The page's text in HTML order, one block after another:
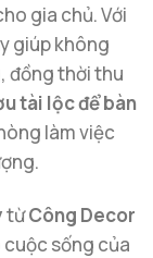
gia chủ. Với
giúp không
đồng thời thu
tài lộc để bàn
làm việc
từCông Decor
sống của